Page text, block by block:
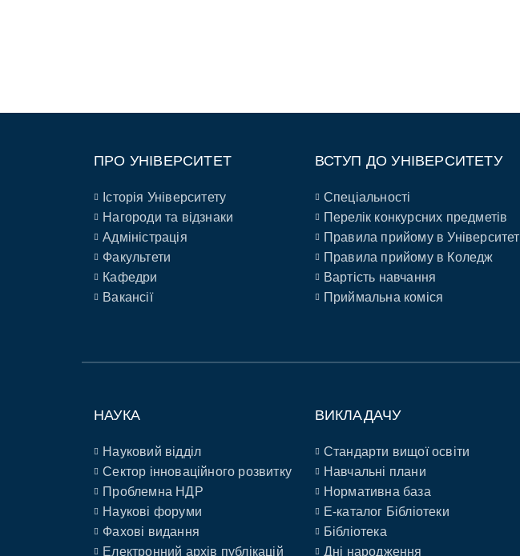
ПРО УНІВЕРСИТЕТ
Історія Університету
Нагороди та відзнаки
Адміністрація
Факультети
Кафедри
Вакансії
ВСТУП ДО УНІВЕРСИТЕТУ
Спеціальності
Перелік конкурсних предметів
Правила прийому в Університет
Правила прийому в Коледж
Вартість навчання
Приймальна коміся
НАУКА
Науковий відділ
Сектор інноваційного розвитку
Проблемна НДР
Наукові форуми
Фахові видання
Електронний архів публікацій
ВИКЛАДАЧУ
Стандарти вищої освіти
Навчальні плани
Нормативна база
E-каталог Бібліотеки
Бібліотека
Дні народження